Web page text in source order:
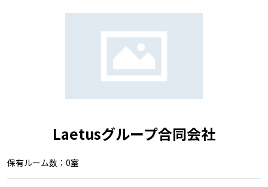
Laetusグループ合同会社
保有ルーム数：0室